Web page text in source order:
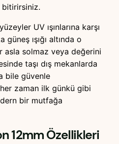
UV ışınlarına karşı
ışığı altında o
solmaz veya değerini
taşı dış mekanlarda
bile güvenle
zaman ilk günkü gibi
bir mutfağa
12mmÖzellikleri